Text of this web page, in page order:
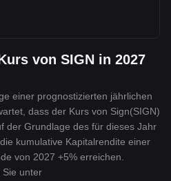
von SIGN in 2027
einer prognostizierten jährlichen
dass der Kurs von Sign(SIGN)
der Grundlage des für dieses Jahr
kumulative Kapitalrendite einer
von 2027 +5% erreichen.
Sie unter